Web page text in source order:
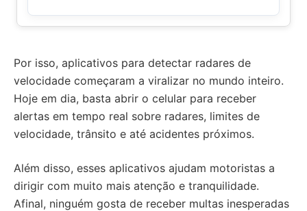
Por isso, aplicativos para detectar radares de
velocidade começaram a viralizar no mundo inteiro.
Hoje em dia, basta abrir o celular para receber
alertas em tempo real sobre radares, limites de
velocidade, trânsito e até acidentes próximos.
Além disso, esses aplicativos ajudam motoristas a
dirigir com muito mais atenção e tranquilidade.
Afinal, ninguém gosta de receber multas inesperadas